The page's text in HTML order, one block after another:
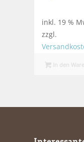
inkl. 19 %
zzgl.
In den